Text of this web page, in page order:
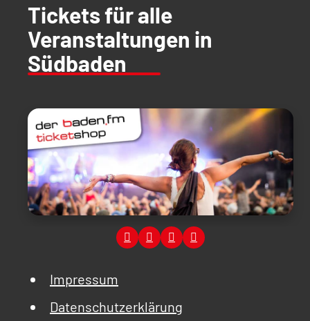
Tickets für alle
Veranstaltungen in
Südbaden
Impressum
Datenschutzerklärung